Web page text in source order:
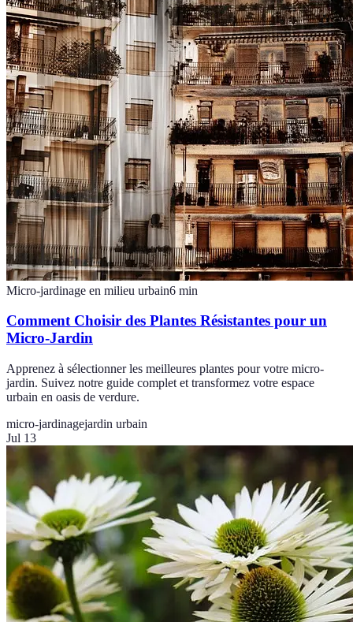
Micro-jardinage en milieu urbain6 min
Comment Choisir des Plantes Résistantes pour un
Micro-Jardin
Apprenez à sélectionner les meilleures plantes pour votre micro-
jardin. Suivez notre guide complet et transformez votre espace
urbain en oasis de verdure.
micro-jardinagejardin urbain
Jul 13